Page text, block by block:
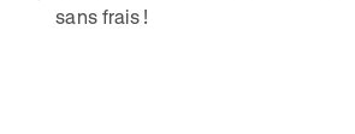
sans frais !